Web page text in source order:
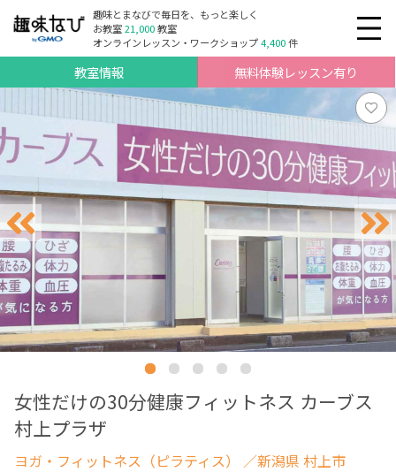
趣味とまなびで毎日を、もっと楽しく
お教室21,000教室
オンラインレッスン・ワークショップ4,400件
教室情報 無料体験レッスン有り
女性だけの30分健康フィットネス カーブス
村上プラザ
ヨガ・フィットネス（ピラティス） ／新潟県 村上市